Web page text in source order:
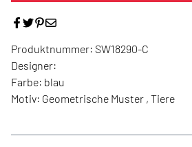
Produktnummer: SW18290-C
Designer:
Farbe: blau
Motiv: Geometrische Muster , Tiere